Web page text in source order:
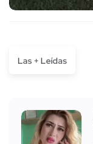
Las + Leídas